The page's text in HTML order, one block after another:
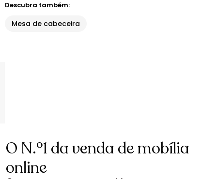
Descubra também:
Mesa de cabeceira
O N.º1 da venda de mobília
online